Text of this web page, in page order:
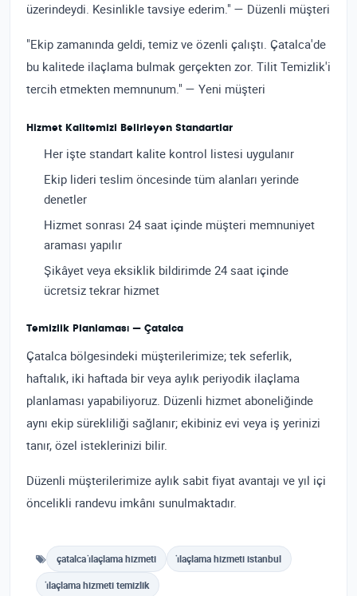
üzerindeydi. Kesinlikle tavsiye ederim." — Düzenli müşteri
"Ekip zamanında geldi, temiz ve özenli çalıştı. Çatalca'de
bu kalitede ilaçlama bulmak gerçekten zor. Tilit Temizlik'i
tercih etmekten memnunum." — Yeni müşteri
Hizmet Kalitemizi Belirleyen Standartlar
Her işte standart kalite kontrol listesi uygulanır
Ekip lideri teslim öncesinde tüm alanları yerinde
denetler
Hizmet sonrası 24 saat içinde müşteri memnuniyet
araması yapılır
Şikâyet veya eksiklik bildirimde 24 saat içinde
ücretsiz tekrar hizmet
Temizlik Planlaması — Çatalca
Çatalca bölgesindeki müşterilerimize; tek seferlik,
haftalık, iki haftada bir veya aylık periyodik ilaçlama
planlaması yapabiliyoruz. Düzenli hizmet aboneliğinde
aynı ekip sürekliliği sağlanır; ekibiniz evi veya iş yerinizi
tanır, özel isteklerinizi bilir.
Düzenli müşterilerimize aylık sabit fiyat avantajı ve yıl içi
öncelikli randevu imkânı sunulmaktadır.
çatalca i̇laçlama hizmeti i̇laçlama hizmeti istanbul
i̇laçlama hizmeti temizlik